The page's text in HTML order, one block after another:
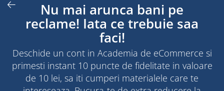
Nu mai arunca bani pe
reclame! Iata ce trebuie saa
faci!
Deschide un cont in Academia de eCommerce si
primesti instant 10 puncte de fidelitate in valoare
de 10 lei, sa iti cumperi materialele care te